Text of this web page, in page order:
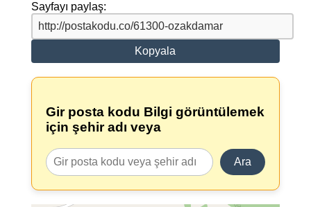
Sayfayı paylaş:
Kopyala
Gir posta kodu Bilgi görüntülemek
için şehir adı veya
Ara